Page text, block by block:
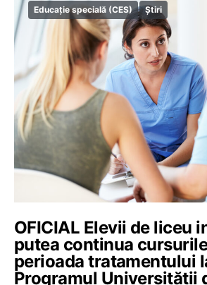
Educație specială (CES) Știri
OFICIAL Elevii de liceu
putea continua
perioada tratamentului
Programul Universității